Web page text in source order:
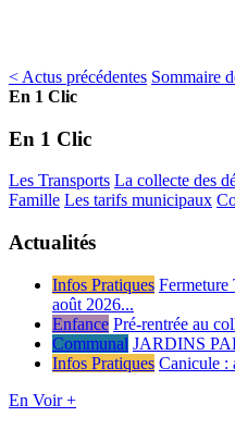
< Actus précédentes Sommaire
En 1 Clic
En 1 Clic
Les Transports La collecte des
Famille Les tarifs municipaux
Actualités
Infos Pratiques
août 2026...
Enfance Pré-rentrée au
Communal JARDINS
Infos Pratiques Canicule :
En Voir +